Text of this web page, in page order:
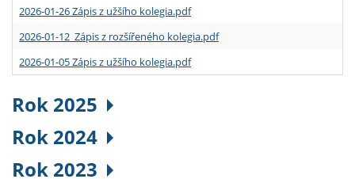
2026-01-26 Zápis z užšího kolegia.pdf
2026-01-12 Zápis z rozšířeného kolegia.pdf
2026-01-05 Zápis z užšího kolegia.pdf
Rok 2025
Rok 2024
Rok 2023